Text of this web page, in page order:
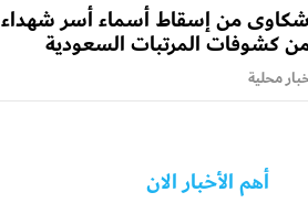
شكاوى من إسقاط أسماء أسر شهداء
كشوفات المرتبات السعودية
محلية
أهم الأخبار الان